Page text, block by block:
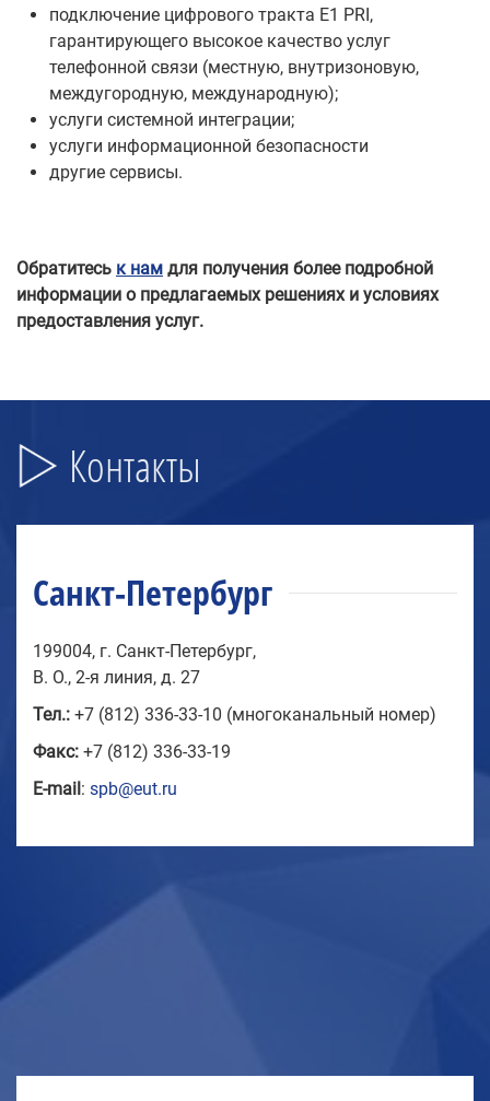
подключение цифрового тракта Е1 PRI,
гарантирующего высокое качество услуг
телефонной связи (местную, внутризоновую,
междугородную, международную);
услуги системной интеграции;
услуги информационной безопасности
другие сервисы.
Обратитесь к нам для получения более подробной
информации о предлагаемых решениях и условиях
предоставления услуг.
Контакты
Санкт-Петербург
199004, г. Санкт-Петербург,
В. О., 2-я линия, д. 27
Тел.: +7 (812) 336-33-10 (многоканальный номер)
Факс: +7 (812) 336-33-19
E-mail : spb@eut.ru